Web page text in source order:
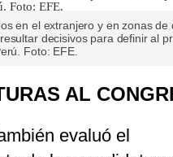
en el extranjero y en zonas de
decisivos para definir al
Foto: EFE.
AL
evaluó el